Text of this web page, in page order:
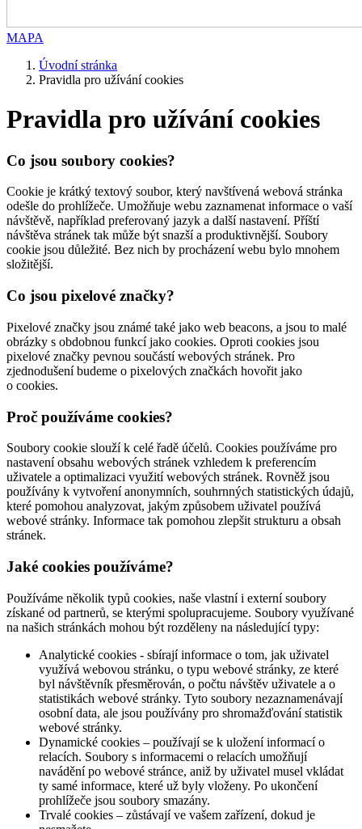
MAPA
Úvodní stránka
Pravidla pro užívání cookies
Pravidla pro užívání cookies
Co jsou soubory cookies?
Cookie je krátký textový soubor, který navštívená webová stránka
odešle do prohlížeče. Umožňuje webu zaznamenat informace o vaší
návštěvě, například preferovaný jazyk a další nastavení. Příští
návštěva stránek tak může být snazší a produktivnější. Soubory
cookie jsou důležité. Bez nich by procházení webu bylo mnohem
složitější.
Co jsou pixelové značky?
Pixelové značky jsou známé také jako web beacons, a jsou to malé
obrázky s obdobnou funkcí jako cookies. Oproti cookies jsou
pixelové značky pevnou součástí webových stránek. Pro
zjednodušení budeme o pixelových značkách hovořit jako
o cookies.
Proč používáme cookies?
Soubory cookie slouží k celé řadě účelů. Cookies používáme pro
nastavení obsahu webových stránek vzhledem k preferencím
uživatele a optimalizaci využití webových stránek. Rovněž jsou
používány k vytvoření anonymních, souhrnných statistických údajů,
které pomohou analyzovat, jakým způsobem uživatel používá
webové stránky. Informace tak pomohou zlepšit strukturu a obsah
stránek.
Jaké cookies používáme?
Používáme několik typů cookies, naše vlastní i externí soubory
získané od partnerů, se kterými spolupracujeme. Soubory využívané
na našich stránkách mohou být rozděleny na následující typy:
Analytické cookies - sbírají informace o tom, jak uživatel
využívá webovou stránku, o typu webové stránky, ze které
byl návštěvník přesměrován, o počtu návštěv uživatele a o
statistikách webové stránky. Tyto soubory nezaznamenávají
osobní data, ale jsou používány pro shromažďování statistik
webové stránky.
Dynamické cookies – používají se k uložení informací o
relacích. Soubory s informacemi o relacích umožňují
navádění po webové stránce, aniž by uživatel musel vkládat
ty samé informace, které už byly vloženy. Po ukončení
prohlížeče jsou soubory smazány.
Trvalé cookies – zůstávají ve vašem zařízení, dokud je